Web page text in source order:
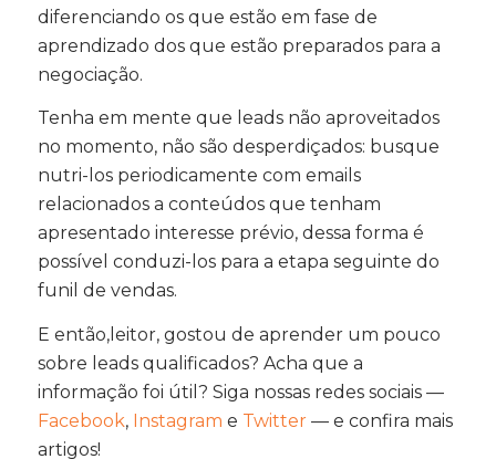
diferenciando os que estão em fase de
aprendizado dos que estão preparados para a
negociação.
Tenha em mente que leads não aproveitados
no momento, não são desperdiçados: busque
nutri-los periodicamente com emails
relacionados a conteúdos que tenham
apresentado interesse prévio, dessa forma é
possível conduzi-los para a etapa seguinte do
funil de vendas.
E então,leitor, gostou de aprender um pouco
sobre leads qualificados? Acha que a
informação foi útil? Siga nossas redes sociais —
Facebook, Instagram e Twitter— e confira mais
artigos!